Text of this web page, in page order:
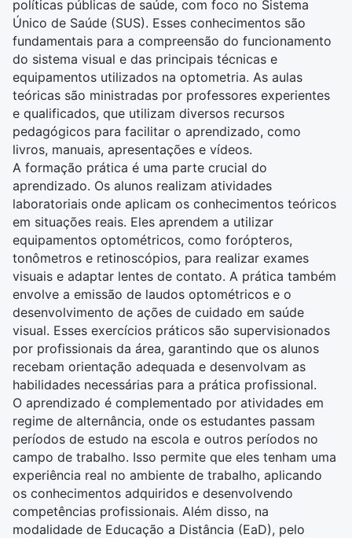
políticas públicas de saúde, com foco no Sistema
Único de Saúde (SUS). Esses conhecimentos são
fundamentais para a compreensão do funcionamento
do sistema visual e das principais técnicas e
equipamentos utilizados na optometria. As aulas
teóricas são ministradas por professores experientes
e qualificados, que utilizam diversos recursos
pedagógicos para facilitar o aprendizado, como
livros, manuais, apresentações e vídeos.
A formação prática é uma parte crucial do
aprendizado. Os alunos realizam atividades
laboratoriais onde aplicam os conhecimentos teóricos
em situações reais. Eles aprendem a utilizar
equipamentos optométricos, como forópteros,
tonômetros e retinoscópios, para realizar exames
visuais e adaptar lentes de contato. A prática também
envolve a emissão de laudos optométricos e o
desenvolvimento de ações de cuidado em saúde
visual. Esses exercícios práticos são supervisionados
por profissionais da área, garantindo que os alunos
recebam orientação adequada e desenvolvam as
habilidades necessárias para a prática profissional.
O aprendizado é complementado por atividades em
regime de alternância, onde os estudantes passam
períodos de estudo na escola e outros períodos no
campo de trabalho. Isso permite que eles tenham uma
experiência real no ambiente de trabalho, aplicando
os conhecimentos adquiridos e desenvolvendo
competências profissionais. Além disso, na
modalidade de Educação a Distância (EaD), pelo